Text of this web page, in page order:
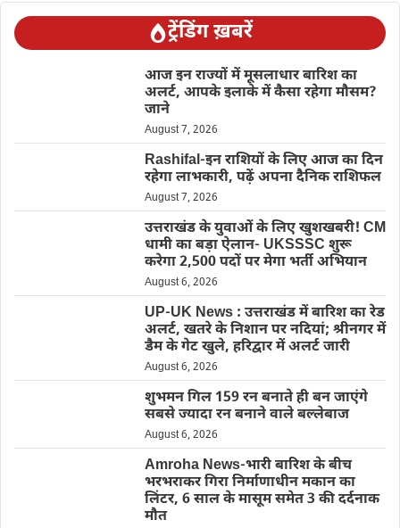
ट्रेंडिंग ख़बरें
आज इन राज्यों में मूसलाधार बारिश का
अलर्ट, आपके इलाके में कैसा रहेगा मौसम?
जाने
August 7, 2026
Rashifal-इन राशियों के लिए आज का दिन
रहेगा लाभकारी, पढ़ें अपना दैनिक राशिफल
August 7, 2026
उत्तराखंड के युवाओं के लिए खुशखबरी! CM
धामी का बड़ा ऐलान- UKSSSC शुरू
करेगा 2,500 पदों पर मेगा भर्ती अभियान
August 6, 2026
UP-UK News : उत्तराखंड में बारिश का रेड
अलर्ट, खतरे के निशान पर नदियां; श्रीनगर में
डैम के गेट खुले, हरिद्वार में अलर्ट जारी
August 6, 2026
शुभमन गिल 159 रन बनाते ही बन जाएंगे
सबसे ज्यादा रन बनाने वाले बल्लेबाज
August 6, 2026
Amroha News-भारी बारिश के बीच
भरभराकर गिरा निर्माणाधीन मकान का
लिंटर, 6 साल के मासूम समेत 3 की दर्दनाक
मौत